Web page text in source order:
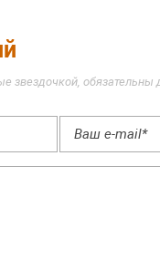
звездочкой, обязательны